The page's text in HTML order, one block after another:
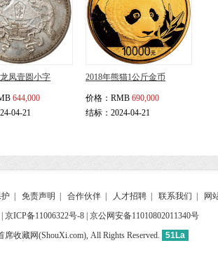
凤壹圆小字
644,000
04-21
2018年熊猫1公斤金币
价格： RMB 690,000
结标：2024-04-21
免责声明 合作伙伴 人才招聘 联系我们
网
京ICP备11006322号-8 | 京公网安备11010802011340号
席收藏网(ShouXi.com), All Rights Reserved.
51La